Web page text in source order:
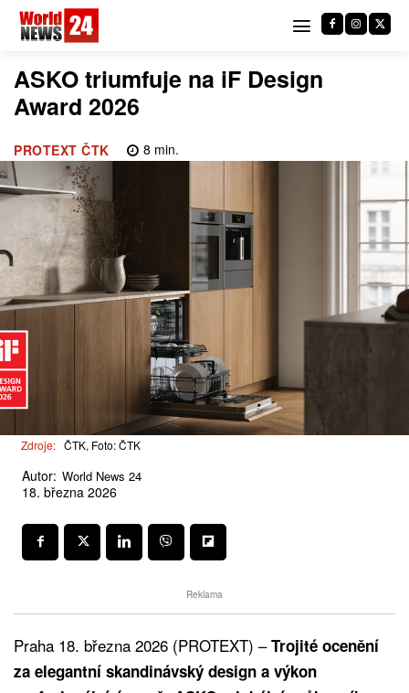
ASKO triumfuje na iF Design
Award 2026
PROTEXT ČTK 8 min.
Zdroje: ČTK, Foto: ČTK
Autor: World News 24
18. března 2026
Reklama
Praha 18. března 2026 (PROTEXT) –Trojité ocenění
za elegantní skandinávský design a výkon